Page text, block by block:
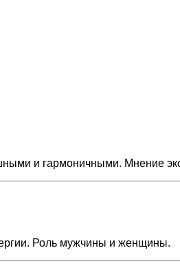
и гармоничными. Мнение
Роль мужчины и женщины.